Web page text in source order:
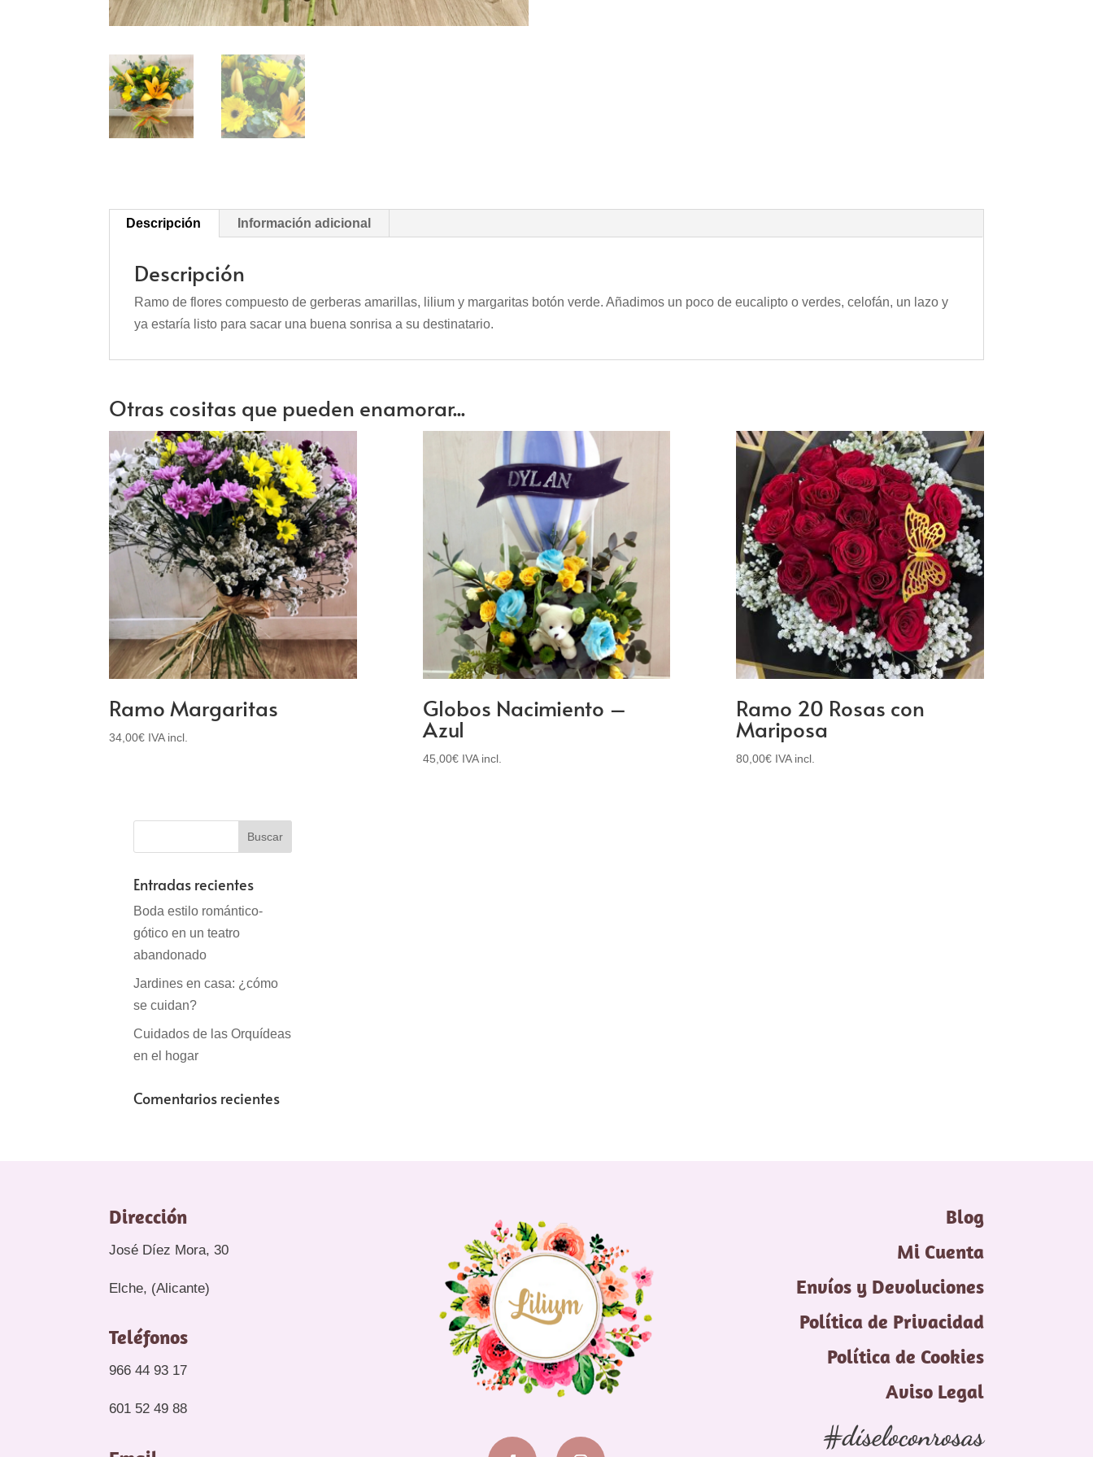
Descripción Información adicional
Descripción
Ramo de flores compuesto de gerberas amarillas, lilium y margaritas botón verde. Añadimos un poco de eucalipto o verdes, celofán, un lazo y
ya estaría listo para sacar una buena sonrisa a su destinatario.
Otras cositas que pueden enamorar...
Ramo Margaritas
34,00€ IVA incl.
Globos Nacimiento –
Azul
45,00€ IVA incl.
Ramo 20 Rosas con
Mariposa
80,00€ IVA incl.
Entradas recientes
Boda estilo romántico-
gótico en un teatro
abandonado
Jardines en casa: ¿cómo
se cuidan?
Cuidados de las Orquídeas
en el hogar
Comentarios recientes
Dirección
José Díez Mora, 30
Elche, (Alicante)
Teléfonos
966 44 93 17
601 52 49 88
Blog
Mi Cuenta
Envíos y Devoluciones
Política de Privacidad
Política de Cookies
Aviso Legal
#díseloconrosas